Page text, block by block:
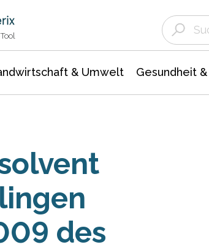
& Umwelt Gesundheit
des